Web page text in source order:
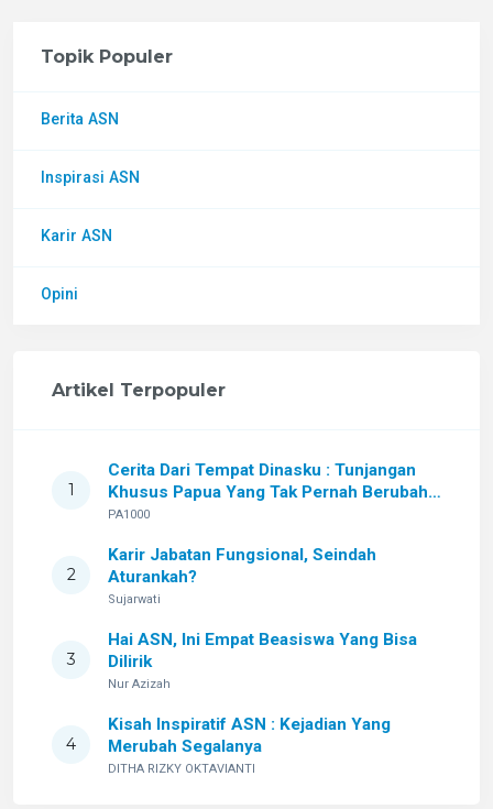
Topik Populer
Berita ASN
Inspirasi ASN
Karir ASN
Opini
Artikel Terpopuler
1
Cerita Dari Tempat Dinasku : Tunjangan
Khusus Papua Yang Tak Pernah Berubah
Setelah Sekian Lama
PA1000
2
Karir Jabatan Fungsional, Seindah
Aturankah?
Sujarwati
3
Hai ASN, Ini Empat Beasiswa Yang Bisa
Dilirik
Nur Azizah
4
Kisah Inspiratif ASN : Kejadian Yang
Merubah Segalanya
DITHA RIZKY OKTAVIANTI